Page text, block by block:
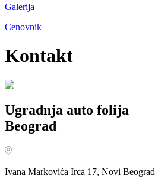
Galerija
Cenovnik
Kontakt
Ugradnja auto folija
Beograd
Ivana Markovića Irca 17, Novi Beograd